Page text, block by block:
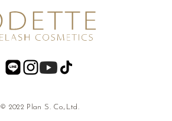
© 2022 Plan S. Co.,Ltd.